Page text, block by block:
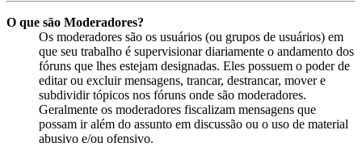
O que são Moderadores?
Os moderadores são os usuários (ou grupos de usuários) em
que seu trabalho é supervisionar diariamente o andamento dos
fóruns que lhes estejam designadas. Eles possuem o poder de
editar ou excluir mensagens, trancar, destrancar, mover e
subdividir tópicos nos fóruns onde são moderadores.
Geralmente os moderadores fiscalizam mensagens que
possam ir além do assunto em discussão ou o uso de material
abusivo e/ou ofensivo.